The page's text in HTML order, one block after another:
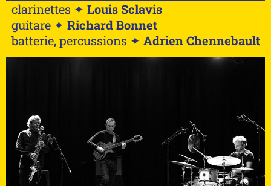
clarinettes ✦ Louis Sclavis
guitare ✦ Richard Bonnet
batterie, percussions ✦ Adrien Chennebault